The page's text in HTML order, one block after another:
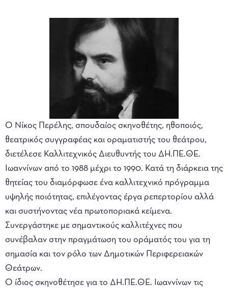
Ο Νίκος Περέλης, σπουδαίος σκηνοθέτης, ηθοποιός,
θεατρικός συγγραφέας και οραματιστής του θεάτρου,
διετέλεσε Καλλιτεχνικός Διευθυντής του ΔΗ.ΠΕ.ΘΕ.
Ιωαννίνων από το 1988 μέχρι το 1990. Κατά τη διάρκεια της
θητείας του διαμόρφωσε ένα καλλιτεχνικό πρόγραμμα
υψηλής ποιότητας, επιλέγοντας έργα ρεπερτορίου αλλά
και συστήνοντας νέα πρωτοποριακά κείμενα.
Συνεργάστηκε με σημαντικούς καλλιτέχνες που
συνέβαλαν στην πραγμάτωση του οράματός του για τη
σημασία και τον ρόλο των Δημοτικών Περιφερειακών
Θεάτρων.
Ο ίδιος σκηνοθέτησε για το ΔΗ.ΠΕ.ΘΕ. Ιωαννίνων τις